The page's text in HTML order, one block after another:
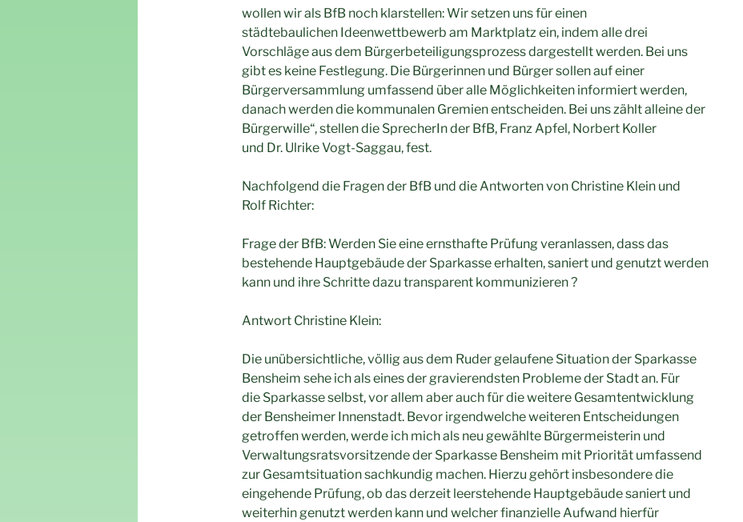
wollen wir als BfB noch klarstellen: Wir setzen uns für einen
städtebaulichen Ideenwettbewerb am Marktplatz ein, indem alle drei
Vorschläge aus dem Bürgerbeteiligungsprozess dargestellt werden. Bei uns
gibt es keine Festlegung. Die Bürgerinnen und Bürger sollen auf einer
Bürgerversammlung umfassend über alle Möglichkeiten informiert werden,
danach werden die kommunalen Gremien entscheiden. Bei uns zählt alleine der
Bürgerwille“, stellen die SprecherIn der BfB, Franz Apfel, Norbert Koller
und Dr. Ulrike Vogt-Saggau, fest.
Nachfolgend die Fragen der BfB und die Antworten von Christine Klein und
Rolf Richter:
Frage der BfB: Werden Sie eine ernsthafte Prüfung veranlassen, dass das
bestehende Hauptgebäude der Sparkasse erhalten, saniert und genutzt werden
kann und ihre Schritte dazu transparent kommunizieren ?
Antwort Christine Klein:
Die unübersichtliche, völlig aus dem Ruder gelaufene Situation der Sparkasse
Bensheim sehe ich als eines der gravierendsten Probleme der Stadt an. Für
die Sparkasse selbst, vor allem aber auch für die weitere Gesamtentwicklung
der Bensheimer Innenstadt. Bevor irgendwelche weiteren Entscheidungen
getroffen werden, werde ich mich als neu gewählte Bürgermeisterin und
Verwaltungsratsvorsitzende der Sparkasse Bensheim mit Priorität umfassend
zur Gesamtsituation sachkundig machen. Hierzu gehört insbesondere die
eingehende Prüfung, ob das derzeit leerstehende Hauptgebäude saniert und
weiterhin genutzt werden kann und welcher finanzielle Aufwand hierfür